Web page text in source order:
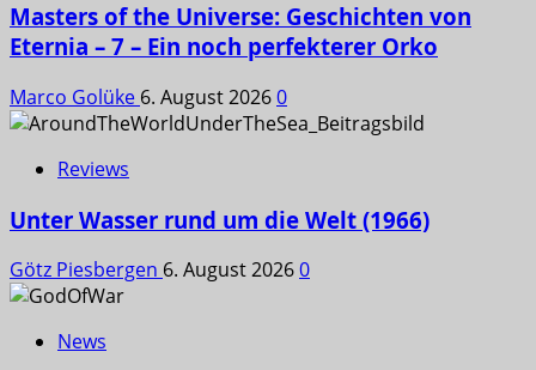
Masters of the Universe: Geschichten von
Eternia – 7 – Ein noch perfekterer Orko
Marco Golüke 6. August 20260
Reviews
Unter Wasser rund um die Welt (1966)
Götz Piesbergen 6. August 20260
News